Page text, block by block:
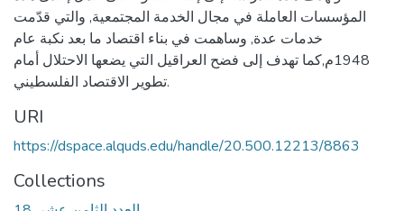
المؤسسات العاملة في مجال الخدمة المجتمعية, والتي قدّمت
خدمات عدة, وساهمت في بناء اقتصاد ما بعد نكبة عام
1948م,كما تهدف إلى فضح العراقيل التي يضعها الاحتلال أمام
تطوير الاقتصاد الفلسطيني.
URI
https://dspace.alquds.edu/handle/20.500.12213/8863
Collections